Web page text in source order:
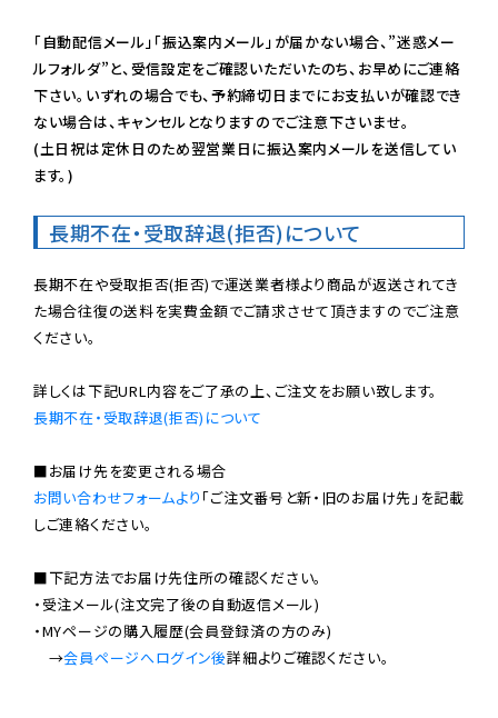
「自動配信メール」「振込案内メール」が届かない場合、”迷惑メー
ルフォルダ”と、受信設定をご確認いただいたのち、お早めにご連絡
下さい。いずれの場合でも、予約締切日までにお支払いが確認でき
ない場合は、キャンセルとなりますのでご注意下さいませ。
(土日祝は定休日のため翌営業日に振込案内メールを送信してい
ます。)
長期不在・受取辞退(拒否)について
長期不在や受取拒否(拒否)で運送業者様より商品が返送されてき
た場合往復の送料を実費金額でご請求させて頂きますのでご注意
ください。
長期不在・受取辞退(拒否)について
お問い合わせフォームより 「ご注文番号と新・旧のお届け先」を記載
しご連絡ください。
■下記方法でお届け先住所の確認ください。
・受注メール(注文完了後の自動返信メール)
・MYページの購入履歴(会員登録済の方のみ)
→会員ページへログイン後